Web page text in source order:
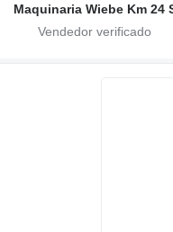
Maquinaria Wiebe Km 24